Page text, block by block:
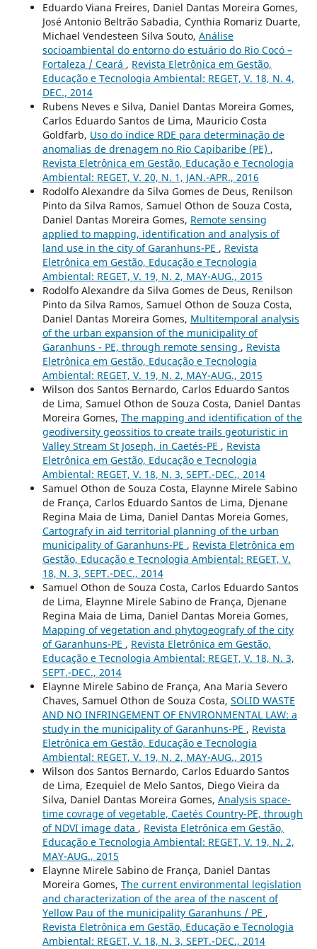
Eduardo Viana Freires, Daniel Dantas Moreira Gomes,
José Antonio Beltrão Sabadia, Cynthia Romariz Duarte,
Michael Vendesteen Silva Souto, Análise
socioambiental do entorno do estuário do Rio Cocó –
Fortaleza / Ceará , Revista Eletrônica em Gestão,
Educação e Tecnologia Ambiental: REGET, V. 18, N. 4,
DEC., 2014
Rubens Neves e Silva, Daniel Dantas Moreira Gomes,
Carlos Eduardo Santos de Lima, Mauricio Costa
Goldfarb, Uso do índice RDE para determinação de
anomalias de drenagem no Rio Capibaribe (PE) ,
Revista Eletrônica em Gestão, Educação e Tecnologia
Ambiental: REGET, V. 20, N. 1, JAN.-APR., 2016
Rodolfo Alexandre da Silva Gomes de Deus, Renilson
Pinto da Silva Ramos, Samuel Othon de Souza Costa,
Daniel Dantas Moreira Gomes, Remote sensing
applied to mapping, identification and analysis of
land use in the city of Garanhuns-PE , Revista
Eletrônica em Gestão, Educação e Tecnologia
Ambiental: REGET, V. 19, N. 2, MAY-AUG., 2015
Rodolfo Alexandre da Silva Gomes de Deus, Renilson
Pinto da Silva Ramos, Samuel Othon de Souza Costa,
Daniel Dantas Moreira Gomes, Multitemporal analysis
of the urban expansion of the municipality of
Garanhuns - PE, through remote sensing , Revista
Eletrônica em Gestão, Educação e Tecnologia
Ambiental: REGET, V. 19, N. 2, MAY-AUG., 2015
Wilson dos Santos Bernardo, Carlos Eduardo Santos
de Lima, Samuel Othon de Souza Costa, Daniel Dantas
Moreira Gomes, The mapping and identification of the
geodiversity geossitios to create trails geoturistic in
Valley Stream St Joseph, in Caetés-PE , Revista
Eletrônica em Gestão, Educação e Tecnologia
Ambiental: REGET, V. 18, N. 3, SEPT.-DEC., 2014
Samuel Othon de Souza Costa, Elaynne Mirele Sabino
de França, Carlos Eduardo Santos de Lima, Djenane
Regina Maia de Lima, Daniel Dantas Moreia Gomes,
Cartografy in aid territorial planning of the urban
municipality of Garanhuns-PE , Revista Eletrônica em
Gestão, Educação e Tecnologia Ambiental: REGET, V.
18, N. 3, SEPT.-DEC., 2014
Samuel Othon de Souza Costa, Carlos Eduardo Santos
de Lima, Elaynne Mirele Sabino de França, Djenane
Regina Maia de Lima, Daniel Dantas Moreia Gomes,
Mapping of vegetation and phytogeografy of the city
of Garanhuns-PE , Revista Eletrônica em Gestão,
Educação e Tecnologia Ambiental: REGET, V. 18, N. 3,
SEPT.-DEC., 2014
Elaynne Mirele Sabino de França, Ana Maria Severo
Chaves, Samuel Othon de Souza Costa, SOLID WASTE
AND NO INFRINGEMENT OF ENVIRONMENTAL LAW: a
study in the municipality of Garanhuns-PE , Revista
Eletrônica em Gestão, Educação e Tecnologia
Ambiental: REGET, V. 19, N. 2, MAY-AUG., 2015
Wilson dos Santos Bernardo, Carlos Eduardo Santos
de Lima, Ezequiel de Melo Santos, Diego Vieira da
Silva, Daniel Dantas Moreira Gomes, Analysis space-
time covrage of vegetable, Caetés Country-PE, through
of NDVI image data , Revista Eletrônica em Gestão,
Educação e Tecnologia Ambiental: REGET, V. 19, N. 2,
MAY-AUG., 2015
Elaynne Mirele Sabino de França, Daniel Dantas
Moreira Gomes, The current environmental legislation
and characterization of the area of the nascent of
Yellow Pau of the municipality Garanhuns / PE ,
Revista Eletrônica em Gestão, Educação e Tecnologia
Ambiental: REGET, V. 18, N. 3, SEPT.-DEC., 2014